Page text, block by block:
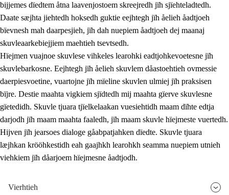
3. Prinsihph skuvlen rïektesisnie
3.1 Feerhmeles lïeremebyjrese
3.2 Ööhpehtimmie jïh sjïehtedamme lïerehtimmie
3.3 Gåetie jïh skuvle laavenjostoeh
3.4 Lïerehtimmie learoesïeltesne jïh barkoejielemisnie
3.5 Profesjonsektievoete jïh skuvleevtiedimmie
bijjemes dïedtem åtna laavenjostoem skreejredh jïh sjïehteladtedh.
Daate sæjhta jiehtedh hoksedh guktie eejhtegh jïh åelieh åadtjoeh
bïevnesh mah daarpesjieh, jïh dah nuepiem åadtjoeh dej maanaj
skuvleaarkebiejjiem maehtieh tsevtsedh.
Hïejmen vuajnoe skuvlese vihkeles learohki eadtjohkevoetesne jïh
skuvlebarkosne. Eejhtegh jïh åelieh skuvlem dåastoehtieh ovmessie
daerpiesvoetine, vuartojne jïh mïeline skuvlen ulmiej jïh praksisen
bïjre. Destie maahta vigkiem sjïdtedh mij maahta gïerve skuvlesne
gïetedidh. Skuvle tjuara tjïelkelaakan vuesiehtidh maam dïhte edtja
darjodh jïh maam maahta faaledh, jïh maam skuvle hïejmeste vuertedh.
Hijven jïh jearsoes dialoge gåabpatjahken dïedte. Skuvle tjuara
læjhkan krööhkestidh eah gaajhkh learohkh seamma nuepiem utnieh
viehkiem jïh dåarjoem hïejmesne åadtjodh.
Vierhtieh